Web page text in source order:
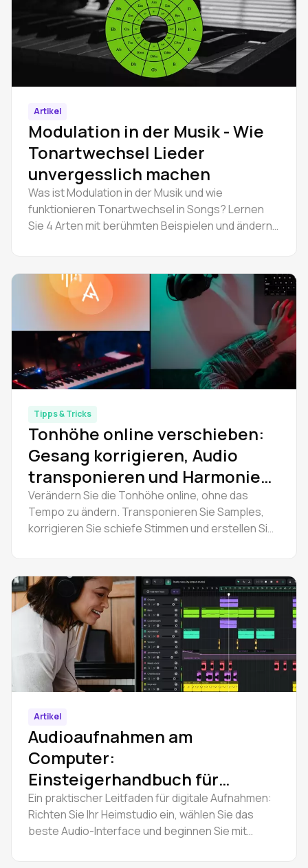
Artikel
Modulation in der Musik - Wie
Tonartwechsel Lieder
unvergesslich machen
Was ist Modulation in der Musik und wie
funktionieren Tonartwechsel in Songs? Lernen
Sie 4 Arten mit berühmten Beispielen und ändern
Tipps & Tricks
Tonhöhe online verschieben:
Gesang korrigieren, Audio
transponieren und Harmonien
erstellen
Verändern Sie die Tonhöhe online, ohne das
Tempo zu ändern. Transponieren Sie Samples,
korrigieren Sie schiefe Stimmen und erstellen Sie
Artikel
Audioaufnahmen am
Computer:
Einsteigerhandbuch für
digitale Aufnahmen
Ein praktischer Leitfaden für digitale Aufnahmen:
Richten Sie Ihr Heimstudio ein, wählen Sie das
beste Audio-Interface und beginnen Sie mit